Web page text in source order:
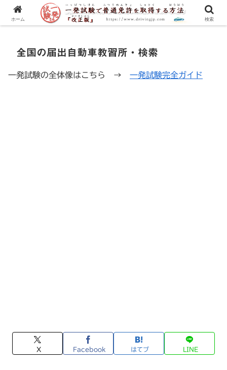
一発試験の流れから合格のコツまで、徹底解説！
全国の届出自動車教習所・検索
一発試験の全体像はこちら → 一発試験完全ガイド
X Facebook はてブ LINE
ホーム 検索